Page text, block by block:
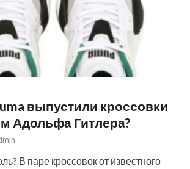
выпустили кроссовки
Адольфа Гитлера?
В паре кроссовок от известного